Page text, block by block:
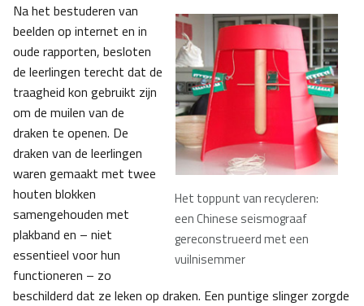
Het toppunt van recycleren:
een Chinese seismograaf
gereconstrueerd met een
vuilnisemmer
Na het bestuderen van
beelden op internet en in
oude rapporten, besloten
de leerlingen terecht dat de
traagheid kon gebruikt zijn
om de muilen van de
draken te openen. De
draken van de leerlingen
waren gemaakt met twee
houten blokken
samengehouden met
plakband en – niet
essentieel voor hun
functioneren – zo
beschilderd dat ze leken op draken. Een puntige slinger zorgde